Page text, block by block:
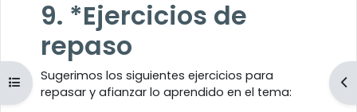
Abrir índice del curso
9. *Ejercicios de
repaso
Sugerimos los siguientes ejercicios para
repasar y afianzar lo aprendido en el tema: